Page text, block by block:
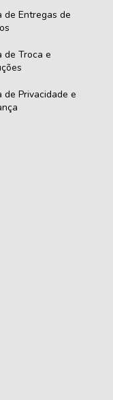
de Entregas de
de Troca e
de Privacidade e